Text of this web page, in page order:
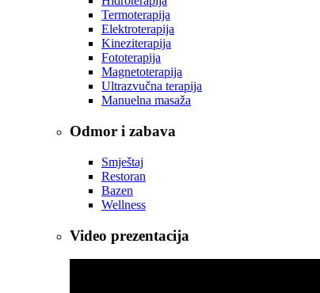
Termoterapija
Elektroterapija
Kineziterapija
Fototerapija
Magnetoterapija
Ultrazvučna terapija
Manuelna masaža
Odmor i zabava
Smještaj
Restoran
Bazen
Wellness
Video prezentacija